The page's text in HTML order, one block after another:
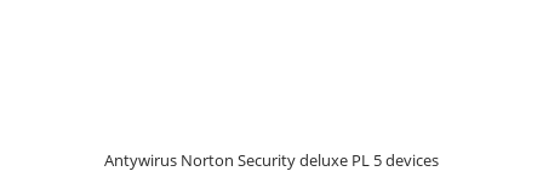
Antywirus Norton Security deluxe PL 5 devices